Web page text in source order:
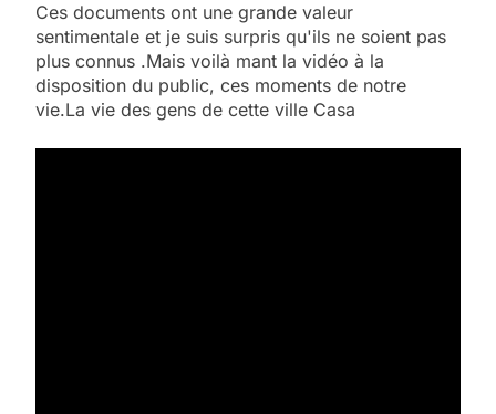
Ces documents ont une grande valeur
sentimentale et je suis surpris qu'ils ne soient pas
plus connus .Mais voilà mant la vidéo à la
disposition du public, ces moments de notre
vie.La vie des gens de cette ville Casa